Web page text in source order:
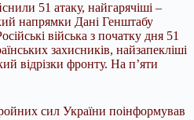
51 атаку, найгарячіші –
напрямки Дані Генштабу
війська з початку дня 51
захисників, найзапекліші
відрізки фронту. На п’яти
сил України поінформував